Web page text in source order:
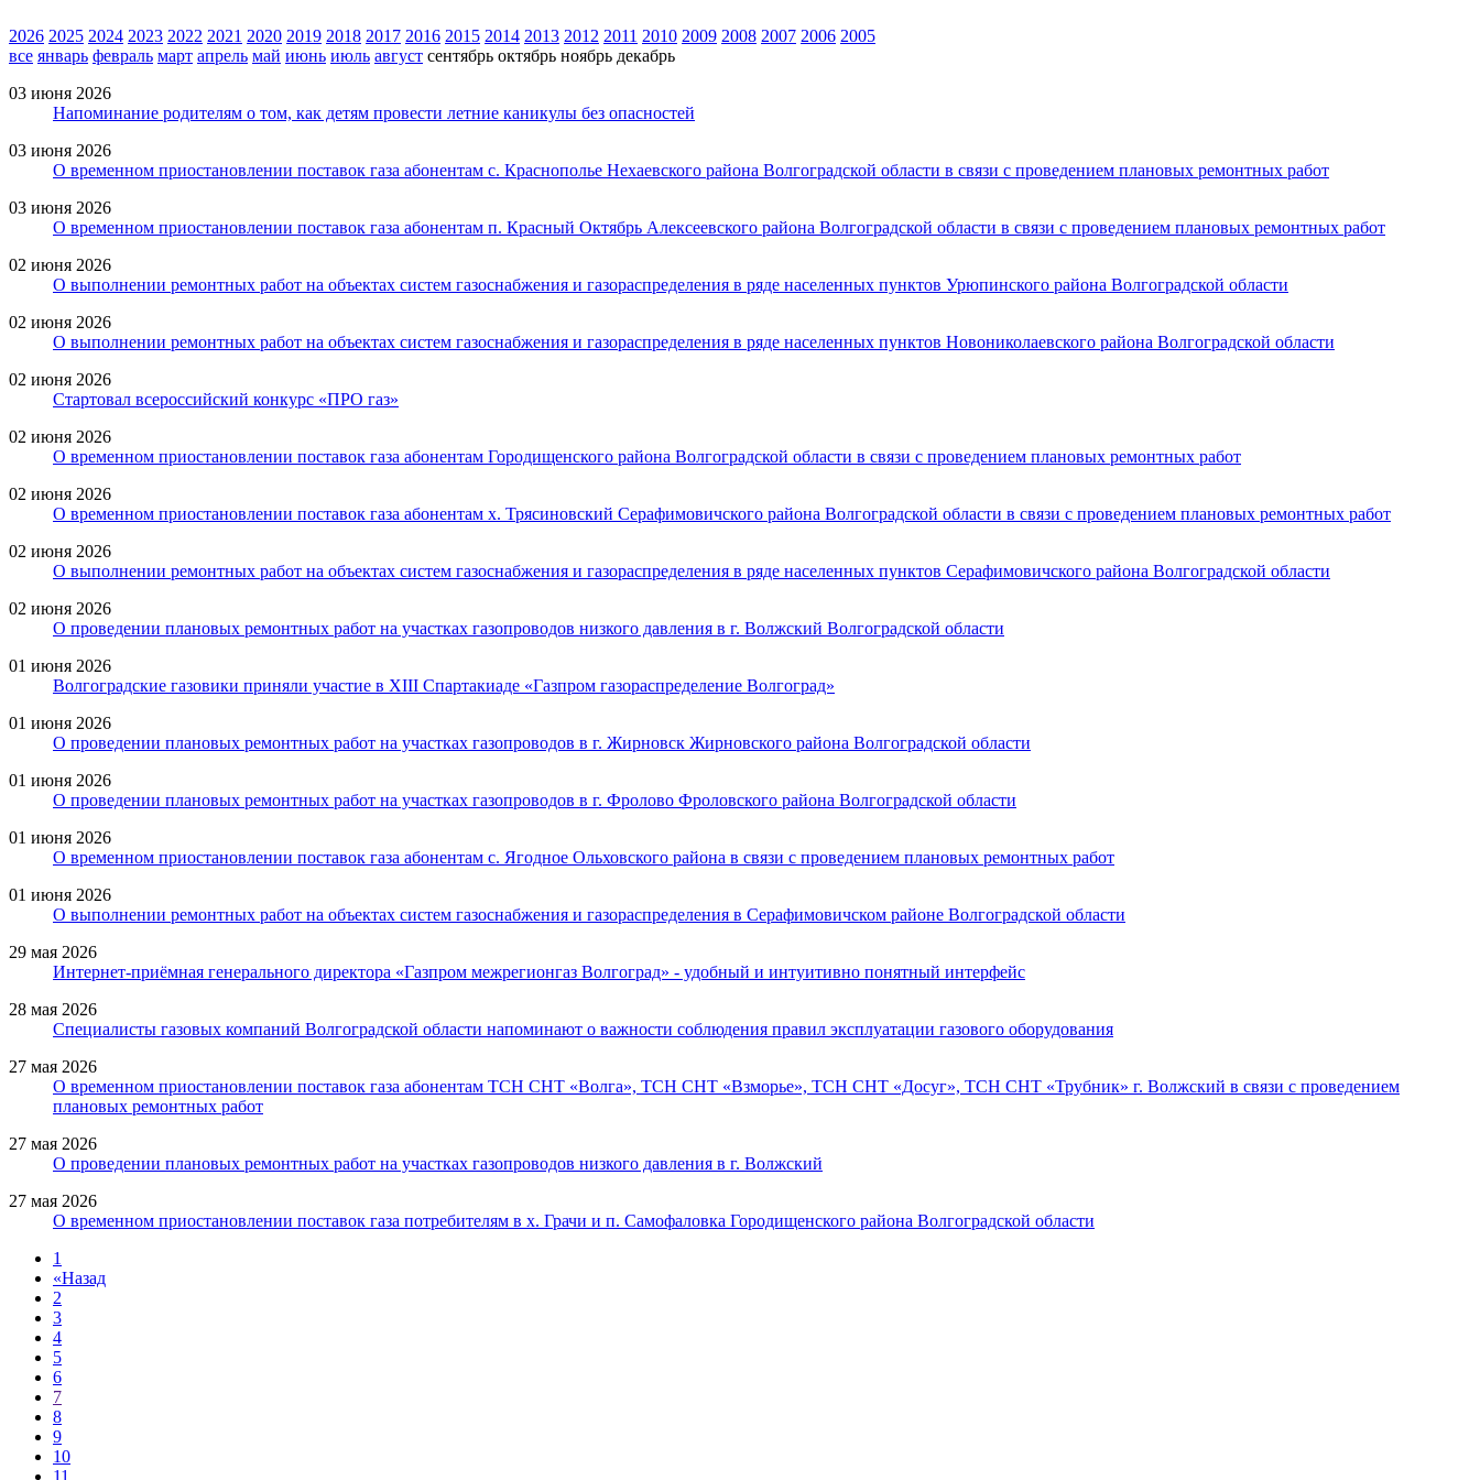
2026 2025 2024 2023 2022 2021 2020 2019 2018 2017 2016 2015 2014 2013 2012 2011 2010 2009 2008 2007 2006 2005
все январь февраль март апрель май июнь июль август сентябрь октябрь ноябрь декабрь
03 июня 2026
Напоминание родителям о том, как детям провести летние каникулы без опасностей
03 июня 2026
О временном приостановлении поставок газа абонентам с. Краснополье Нехаевского района Волгоградской области в связи с проведением плановых ремонтных работ
03 июня 2026
О временном приостановлении поставок газа абонентам п. Красный Октябрь Алексеевского района Волгоградской области в связи с проведением плановых ремонтных работ
02 июня 2026
О выполнении ремонтных работ на объектах систем газоснабжения и газораспределения в ряде населенных пунктов Урюпинского района Волгоградской области
02 июня 2026
О выполнении ремонтных работ на объектах систем газоснабжения и газораспределения в ряде населенных пунктов Новониколаевского района Волгоградской области
02 июня 2026
Стартовал всероссийский конкурс «ПРО газ»
02 июня 2026
О временном приостановлении поставок газа абонентам Городищенского района Волгоградской области в связи с проведением плановых ремонтных работ
02 июня 2026
О временном приостановлении поставок газа абонентам х. Трясиновский Серафимовичского района Волгоградской области в связи с проведением плановых ремонтных работ
02 июня 2026
О выполнении ремонтных работ на объектах систем газоснабжения и газораспределения в ряде населенных пунктов Серафимовичского района Волгоградской области
02 июня 2026
О проведении плановых ремонтных работ на участках газопроводов низкого давления в г. Волжский Волгоградской области
01 июня 2026
Волгоградские газовики приняли участие в XIII Спартакиаде «Газпром газораспределение Волгоград»
01 июня 2026
О проведении плановых ремонтных работ на участках газопроводов в г. Жирновск Жирновского района Волгоградской области
01 июня 2026
О проведении плановых ремонтных работ на участках газопроводов в г. Фролово Фроловского района Волгоградской области
01 июня 2026
О временном приостановлении поставок газа абонентам с. Ягодное Ольховского района в связи с проведением плановых ремонтных работ
01 июня 2026
О выполнении ремонтных работ на объектах систем газоснабжения и газораспределения в Серафимовичском районе Волгоградской области
29 мая 2026
Интернет-приёмная генерального директора «Газпром межрегионгаз Волгоград» - удобный и интуитивно понятный интерфейс
28 мая 2026
Специалисты газовых компаний Волгоградской области напоминают о важности соблюдения правил эксплуатации газового оборудования
27 мая 2026
О временном приостановлении поставок газа абонентам ТСН СНТ «Волга», ТСН СНТ «Взморье», ТСН СНТ «Досуг», ТСН СНТ «Трубник» г. Волжский в связи с проведением
плановых ремонтных работ
27 мая 2026
О проведении плановых ремонтных работ на участках газопроводов низкого давления в г. Волжский
27 мая 2026
О временном приостановлении поставок газа потребителям в х. Грачи и п. Самофаловка Городищенского района Волгоградской области
1
«Назад
2
3
4
5
6
7
8
9
10
11